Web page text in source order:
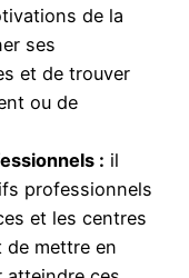
de la
ses
et de trouver
ou de
: il
professionnels
et les centres
de mettre en